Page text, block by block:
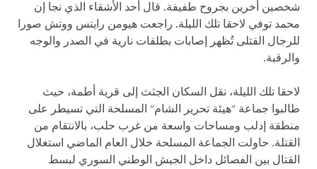
شخصين أخرين بجروح طفيفة. قال أحد الأشقاء الذي نجا إن
محمد توفي لاحقا تلك الليلة. راجعت هيومن رايتس ووتش صورا
للرجال القتلى تُظهر إصابات بطلقات نارية في الصدر والوجه
والرقبة.
لاحقا تلك الليلة، نقل السكان الجثث إلى قرية أطمة، حيث
طالبوا جماعة "هيئة تحرير الشام" المسلحة التي تسيطر على
منطقة إدلب ومساحات واسعة من غرب حلب، بالانتقام من
القتلة. حاولت الجماعة المسلحة خلال العام الماضي استغلال
القتال بين الفصائل داخل الجيش الوطني السوري لبسط